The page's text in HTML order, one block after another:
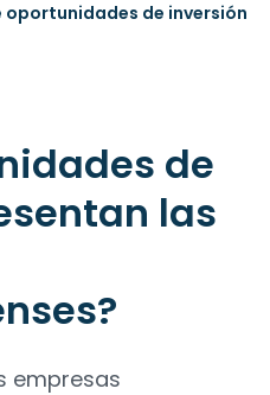
oportunidades de inversión
de
las
empresas